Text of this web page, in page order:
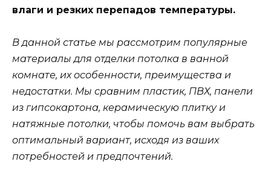
влаги и резких перепадов температуры.
В данной статье мы рассмотрим популярные
материалы для отделки потолка в ванной
комнате, их особенности, преимущества и
недостатки. Мы сравним пластик, ПВХ, панели
из гипсокартона, керамическую плитку и
натяжные потолки, чтобы помочь вам выбрать
оптимальный вариант, исходя из ваших
потребностей и предпочтений.